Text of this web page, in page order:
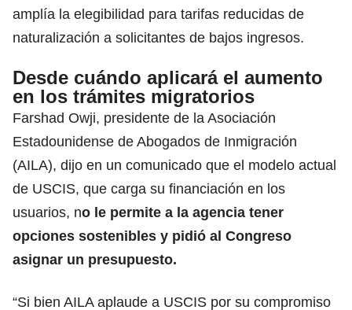
amplía la elegibilidad para tarifas reducidas de
naturalización a solicitantes de bajos ingresos.
Desde cuándo aplicará el aumento
en los trámites migratorios
Farshad Owji, presidente de la Asociación
Estadounidense de Abogados de Inmigración
(AILA), dijo en un comunicado que el modelo actual
de USCIS, que carga su financiación en los
usuarios, no le permite a la agencia tener
opciones sostenibles y pidió al Congreso
asignar un presupuesto.
“Si bien AILA aplaude a USCIS por su compromiso